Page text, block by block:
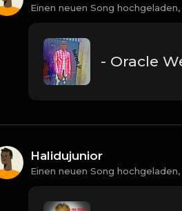
Einen neuen Song hochgeladen,
Halidujunior
Einen neuen Song hochgeladen,